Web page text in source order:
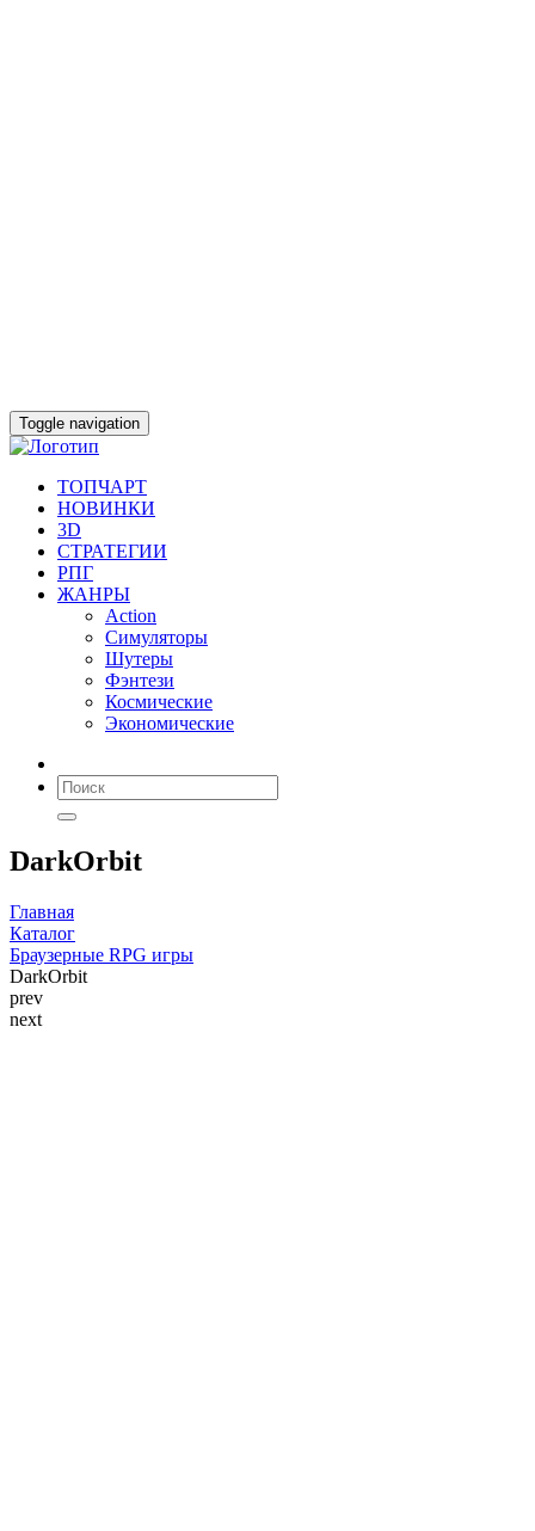
Toggle navigation
ТОПЧАРТ
НОВИНКИ
3D
СТРАТЕГИИ
РПГ
ЖАНРЫ
Action
Симуляторы
Шутеры
Фэнтези
Космические
Экономические
DarkOrbit
Главная
Каталог
Браузерные RPG игры
DarkOrbit
prev
next